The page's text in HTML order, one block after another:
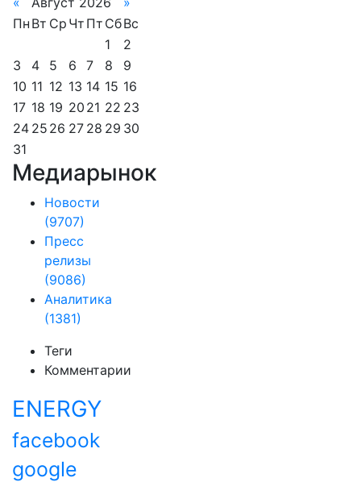
Пн Вт Ср Чт Пт СбВс
1
2
3
4 5 6 7 8
9
10 11 12 13 14 15 16
17 18 19 20 21 22 23
24 25 26 27 28 29 30
31
Медиарынок
Новости
(9707)
Пресс
релизы
(9086)
Аналитика
(1381)
Теги
Комментарии
ENERGY
facebook
google